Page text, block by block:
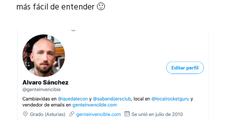
más fácil de entender 🙂